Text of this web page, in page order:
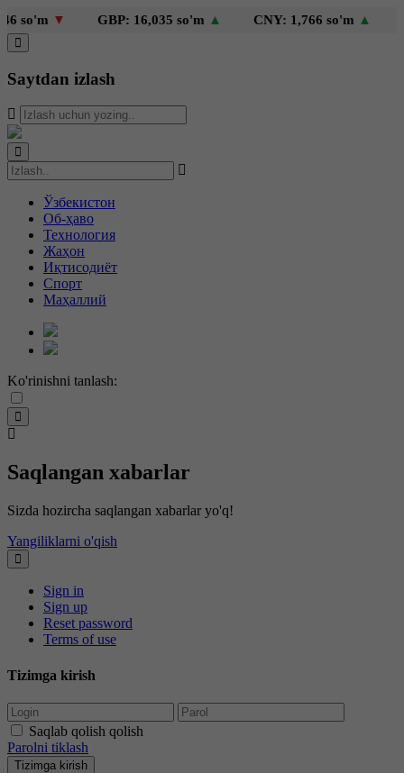
▼ GBP: 16,035 so'm▲ CNY: 1,766 so'm▲
Saytdan izlash
Ўзбекистон
Об-ҳаво
Технология
Жаҳон
Иқтисодиёт
Спорт
Маҳаллий
Ko'rinishni tanlash:
Saqlangan xabarlar
Sizda hozircha saqlangan xabarlar yo'q!
Yangiliklarni o'qish
Sign in
Sign up
Reset password
Terms of use
Tizimga kirish
Saqlab qolish qolish
Parolni tiklash
Tizimga kirish